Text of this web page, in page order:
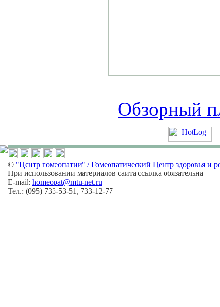
Обзорный
© "Центр гомеопатии" / Гомеопатический Центр здоровья и
При использовании материалов сайта ссылка обязательна
E-mail: homeopat@mtu-net.ru
Тел.: (095) 733-53-51, 733-12-77